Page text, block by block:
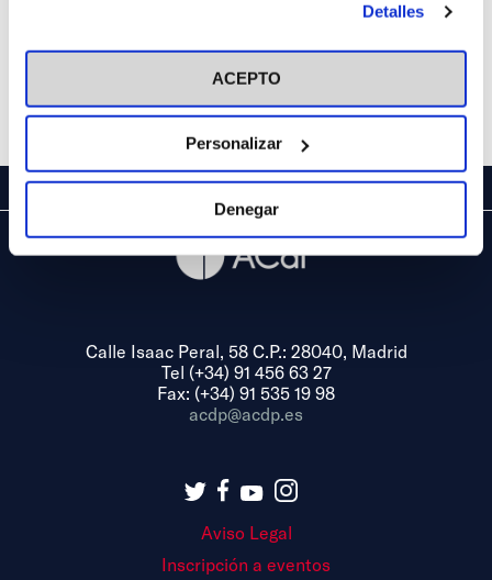
en el botón "Personalizar". Para más información puedes
visitar nuestra Política de Cookies
Detalles
ACEPTO
Personalizar
Denegar
Share
Calle Isaac Peral, 58 C.P.: 28040, Madrid
Tel (+34) 91 456 63 27
Fax: (+34) 91 535 19 98
acdp@acdp.es
Aviso Legal
Inscripción a eventos